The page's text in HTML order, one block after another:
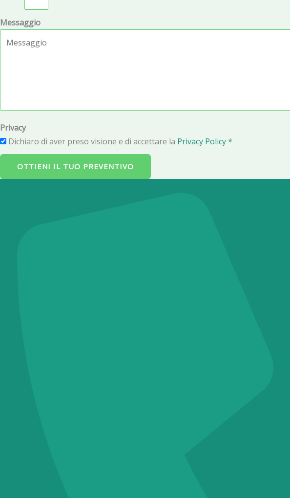
Messaggio
Privacy
Dichiaro di aver preso visione e di accettare la Privacy Policy *
OTTIENI IL TUO PREVENTIVO